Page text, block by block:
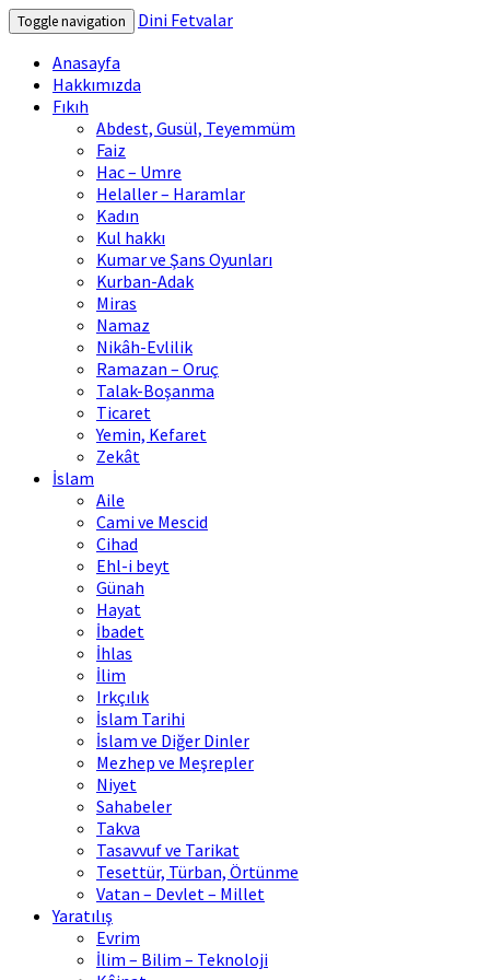
Toggle navigation
Dini Fetvalar
Anasayfa
Hakkımızda
Fıkıh
Abdest, Gusül, Teyemmüm
Faiz
Hac – Umre
Helaller – Haramlar
Kadın
Kul hakkı
Kumar ve Şans Oyunları
Kurban-Adak
Miras
Namaz
Nikâh-Evlilik
Ramazan – Oruç
Talak-Boşanma
Ticaret
Yemin, Kefaret
Zekât
İslam
Aile
Cami ve Mescid
Cihad
Ehl-i beyt
Günah
Hayat
İbadet
İhlas
İlim
Irkçılık
İslam Tarihi
İslam ve Diğer Dinler
Mezhep ve Meşrepler
Niyet
Sahabeler
Takva
Tasavvuf ve Tarikat
Tesettür, Türban, Örtünme
Vatan – Devlet – Millet
Yaratılış
Evrim
İlim – Bilim – Teknoloji